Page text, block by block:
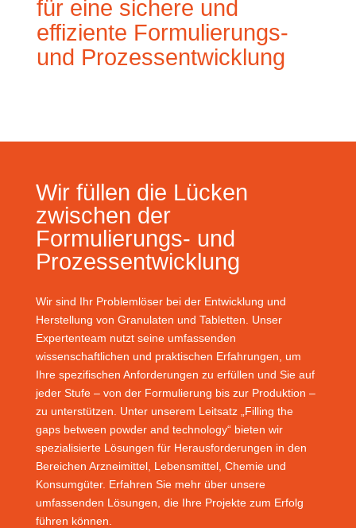
für eine sichere und
effiziente Formulierungs-
und Prozessentwicklung
Wir füllen die Lücken
zwischen der
Formulierungs- und
Prozessentwicklung
Wir sind Ihr Problemlöser bei der Entwicklung und
Herstellung von Granulaten und Tabletten. Unser
Expertenteam nutzt seine umfassenden
wissenschaftlichen und praktischen Erfahrungen, um
Ihre spezifischen Anforderungen zu erfüllen und Sie auf
jeder Stufe – von der Formulierung bis zur Produktion –
zu unterstützen. Unter unserem Leitsatz „Filling the
gaps between powder and technology“ bieten wir
spezialisierte Lösungen für Herausforderungen in den
Bereichen Arzneimittel, Lebensmittel, Chemie und
Konsumgüter. Erfahren Sie mehr über unsere
umfassenden Lösungen, die Ihre Projekte zum Erfolg
führen können.